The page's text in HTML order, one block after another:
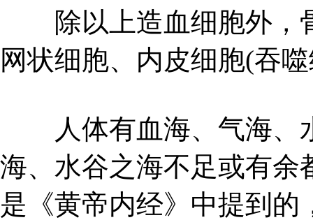
除以上造血细胞外，
网状细胞、内皮细胞(吞
人体有血海、气海、
海、水谷之海不足或有余
是《黄帝内经》中提到的